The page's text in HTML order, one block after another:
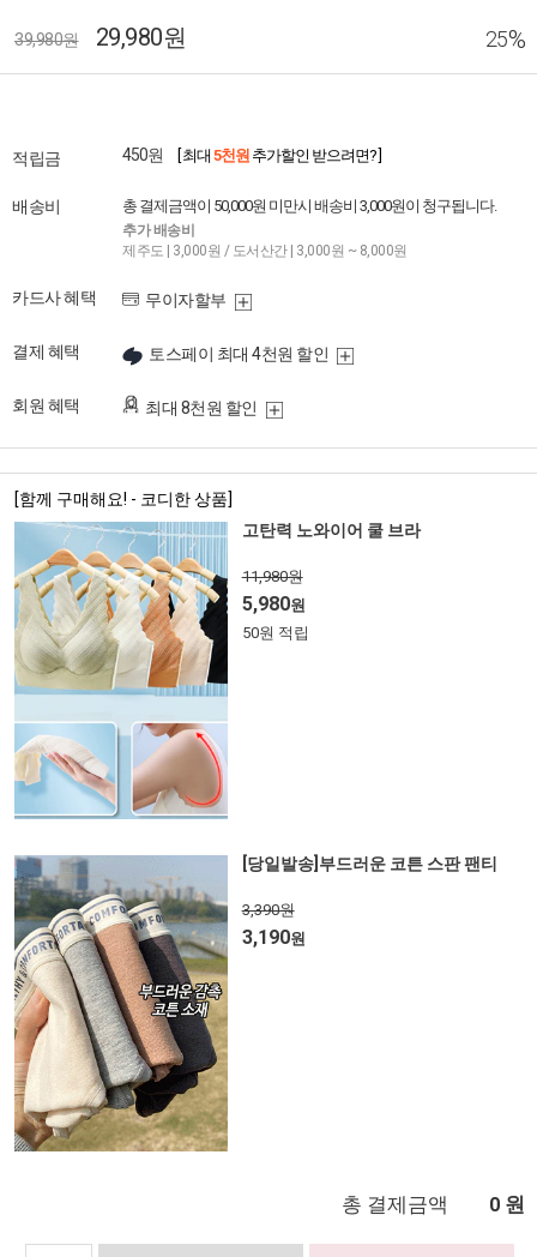
39,980원 29,980원 25%
적립금 450원 [ 최대 5천원 추가할인 받으려면? ]
배송비 총 결제금액이 50,000원 미만시 배송비 3,000원이 청구됩니다.
추가 배송비
제주도 | 3,000원 / 도서산간 | 3,000원 ~ 8,000원
카드사 혜택 무이자할부
결제 혜택 토스페이 최대 4천원 할인
회원 혜택 최대 8천원 할인
[함께 구매해요! - 코디한 상품]
고탄력 노와이어 쿨 브라
11,980원
5,980원
50원 적립
[당일발송]부드러운 코튼 스판 팬티
3,390원
3,190원
총 결제금액 0 원